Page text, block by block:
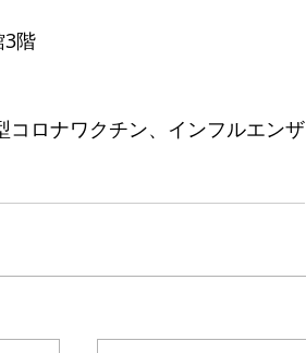
3階
ナワクチン、インフルエンザ